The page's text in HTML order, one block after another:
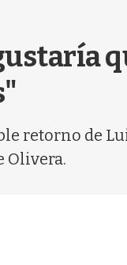
de
Olivera.